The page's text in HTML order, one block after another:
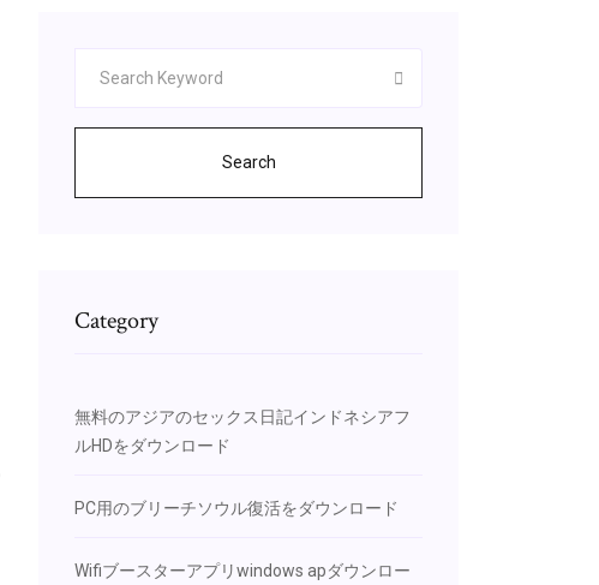
Search
Category
無料のアジアのセックス日記インドネシアフ
ルHDをダウンロード
PC用のブリーチソウル復活をダウンロード
Wifiブースターアプリwindows apダウンロー